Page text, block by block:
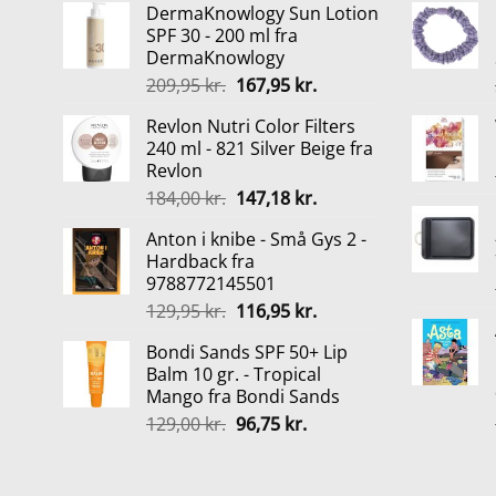
pris
var:
416,00 kr..
pris
DermaKnowlogy Sun Lotion
SPF 30 - 200 ml fra
DermaKnowlogy
209,95kr. Den
pris
var:
167,95 kr.Den
pris
er:
Revlon Nutri Color Filters
240 ml - 821 Silver Beige fra
Revlon
184,00kr. Den
pris
var:
184,00 kr..
147,18 kr.Den
pris
Anton i knibe - Små Gys 2 -
Hardback fra
9788772145501
129,95kr. Den
pris
var:
129,95 kr..
116,95 kr.Den
pris
er:
116,95 kr..
Bondi Sands SPF 50+ Lip
Balm 10 gr. - Tropical
Mango fra Bondi Sands
129,00kr. Den
96,75 kr.Den